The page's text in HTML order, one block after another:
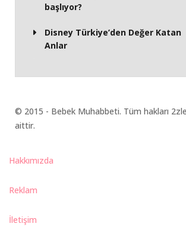
başlıyor?
Disney Türkiye’den Değer Katan
Anlar
© 2015 - Bebek Muhabbeti. Tüm hakları
aittir.
Hakkımızda
Reklam
İletişim